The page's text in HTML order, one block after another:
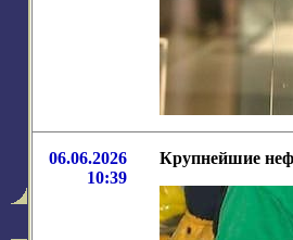
06.06.2026
10:39
Крупнейшие